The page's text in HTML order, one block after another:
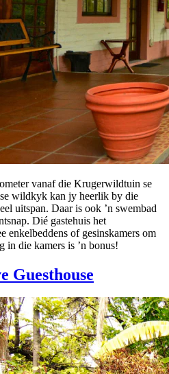
vanaf die Krugerwildtuin se
wildkyk kan jy heerlik by die
uitspan. Daar is ook ’n swembad
Dié gastehuis het
enkelbeddens of gesinskamers om
in die kamers is ’n bonus!
Guesthouse